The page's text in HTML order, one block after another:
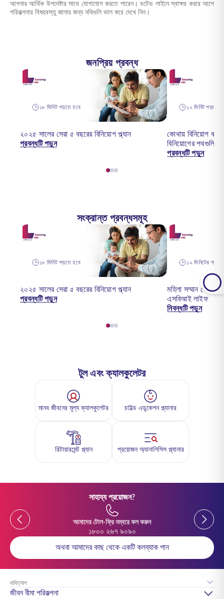
আপনার আর্থিক উপদেষ্টার সাথে যোগাযোগ করতে পারেন। ডটেড লাইনে স্বাক্ষর করার আগে
পরিকল্পনার বিষয়বস্তু জানার জন্য নথিগুলি ভাল করে দেখে নিন।
জনপ্রিয় প্রবন্ধ
১৮ মিনিট পড়তে হবে
২০২৫ সালের সেরা ৫ বছরের বিনিয়োগ প্ল্যান
প্রবন্ধটি পড়ুন
১০ মিনিট পড়া
কোথায় বিনিয়োগ
বিনিয়োগের পথগুলি
প্রবন্ধটি পড়ুন
সংক্রান্ত প্রবন্ধসমূহ
১৮ মিনিট পড়তে হবে
২০২৫ সালের সেরা ৫ বছরের বিনিয়োগ প্ল্যান
প্রবন্ধটি পড়ুন
১০ মিনিটের পাঠ
মহিলা সম্মান সেভিং
এসবিআই লাইফ
নিবন্ধটি পড়ুন
টুল এবং ক্যালকুলেটর
মানব জীবনের মূল্য ক্যালকুলেটর চাইল্ড এডুকেশন প্ল্যানার
রিটায়ারমেন্ট প্ল্যান প্রয়োজন অ্যানালিসিস প্ল্যানার
সাহায্য প্রয়োজন?
Previous
আমাদের টোল-ফ্রি নম্বরে কল করুন
১৮০০ ২৬৭ ৯০৯০
Previous
অথবা আমাদের কাছ থেকে একটি কলব্যাক পান
দাবিত্যাগ
জীবন বীমা পরিকল্পনা